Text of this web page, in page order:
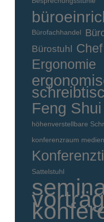
Bürofachhandel
Bürostuhl
Ergonomie
Feng Shui
höhenverstellbare
konferenzraum
Sattelstuhl